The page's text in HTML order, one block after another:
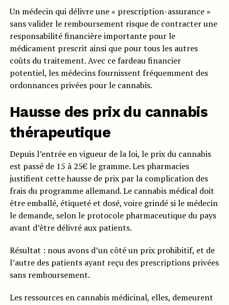
Un médecin qui délivre une « prescription-assurance »
sans valider le remboursement risque de contracter une
responsabilité financière importante pour le
médicament prescrit ainsi que pour tous les autres
coûts du traitement. Avec ce fardeau financier
potentiel, les médecins fournissent fréquemment des
ordonnances privées pour le cannabis.
Hausse des prix du cannabis
thérapeutique
Depuis l’entrée en vigueur de la loi, le prix du cannabis
est passé de 15 à 25€ le gramme. Les pharmacies
justifient cette hausse de prix par la complication des
frais du programme allemand. Le cannabis médical doit
être emballé, étiqueté et dosé, voire grindé si le médecin
le demande, selon le protocole pharmaceutique du pays
avant d’être délivré aux patients.
Résultat : nous avons d’un côté un prix prohibitif, et de
l’autre des patients ayant reçu des prescriptions privées
sans remboursement.
Les ressources en cannabis médicinal, elles, demeurent